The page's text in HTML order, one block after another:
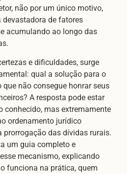
não por um único motivo,
de fatores
acumulando ao longo das
e dificuldades, surge
qual a solução para o
não consegue honrar seus
A resposta pode estar
conhecido, mas extremamente
ordenamento jurídico
prorrogação das dívidas rurais.
um guia completo e
mecanismo, explicando
funciona na prática, quem